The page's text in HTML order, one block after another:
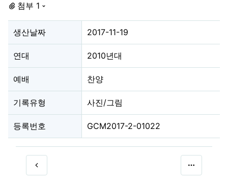
첨부 1
생산날짜 2017-11-19
연대 2010년대
예배 찬양
기록유형 사진/그림
등록번호 GCM2017-2-01022